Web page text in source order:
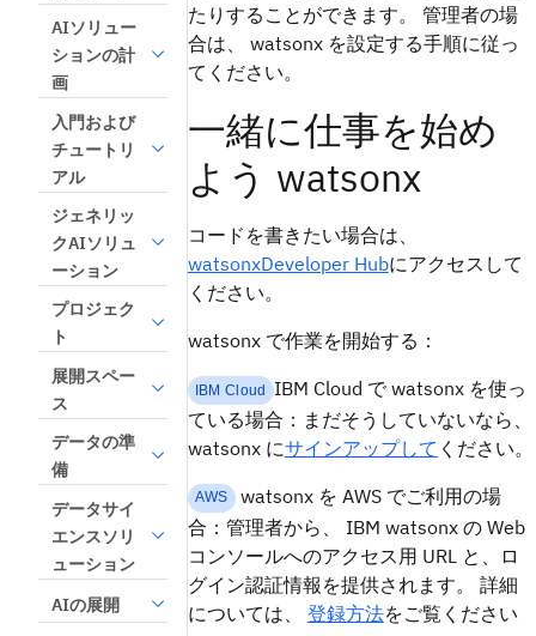
AIソリュー
ションの計
画
入門および
チュートリ
アル
ジェネリッ
クAIソリュ
ーション
プロジェク
ト
展開スペー
ス
データの準
備
データサイ
エンスソリ
ューション
AIの展開
たりすることができます。 管理者の場
合は、 watsonx を設定する手順に従っ
てください。
一緒に仕事を始め
よう watsonx
コードを書きたい場合は、
watsonxDeveloper Hubにアクセスして
ください。
watsonx で作業を開始する：
IBM Cloud IBM Cloud で watsonx を使っ
ている場合：まだそうしていないなら、
watsonx にサインアップして ください。
AWS watsonx を AWS でご利用の場
合：管理者から、 IBM watsonx の Web
コンソールへのアクセス用 URL と、ロ
グイン認証情報を提供されます。 詳細
については、 登録方法をご覧ください